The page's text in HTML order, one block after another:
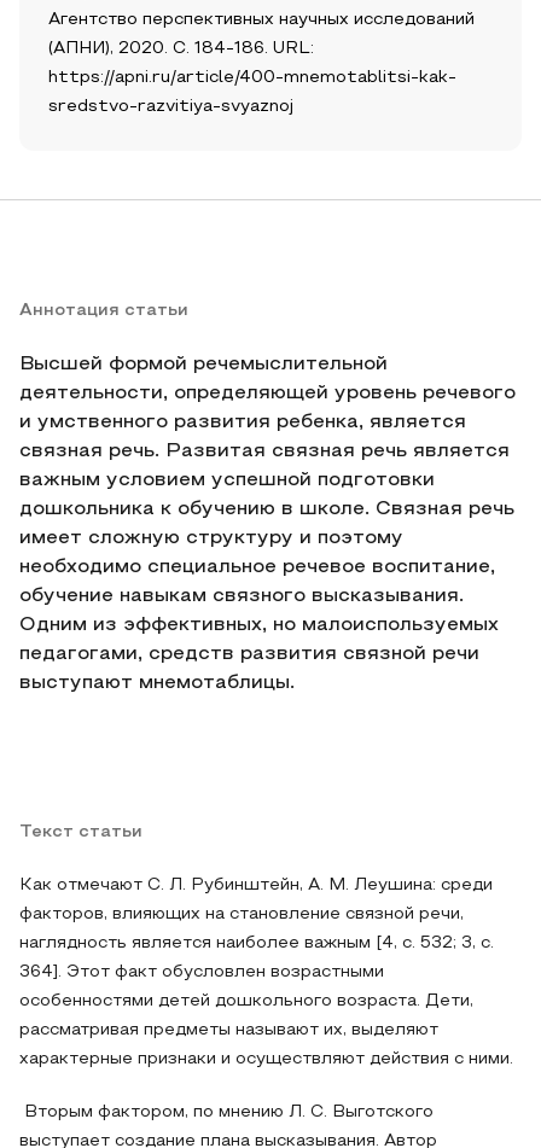
Агентство перспективных научных исследований
(АПНИ), 2020. С. 184-186. URL:
https://apni.ru/article/400-mnemotablitsi-kak-
sredstvo-razvitiya-svyaznoj
Аннотация статьи
Высшей формой речемыслительной
деятельности, определяющей уровень речевого
и умственного развития ребенка, является
связная речь. Развитая связная речь является
важным условием успешной подготовки
дошкольника к обучению в школе. Связная речь
имеет сложную структуру и поэтому
необходимо специальное речевое воспитание,
обучение навыкам связного высказывания.
Одним из эффективных, но малоиспользуемых
педагогами, средств развития связной речи
выступают мнемотаблицы.
Текст статьи
Как отмечают С. Л. Рубинштейн, А. М. Леушина: среди
факторов, влияющих на становление связной речи,
наглядность является наиболее важным [4, с. 532; 3, с.
364]. Этот факт обусловлен возрастными
особенностями детей дошкольного возраста. Дети,
рассматривая предметы называют их, выделяют
характерные признаки и осуществляют действия с ними.
Вторым фактором, по мнению Л. С. Выготского
выступает создание плана высказывания. Автор